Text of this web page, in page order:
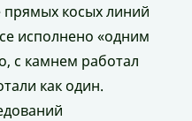
косых линий
исполнено «одним
с камнем работал
как один.